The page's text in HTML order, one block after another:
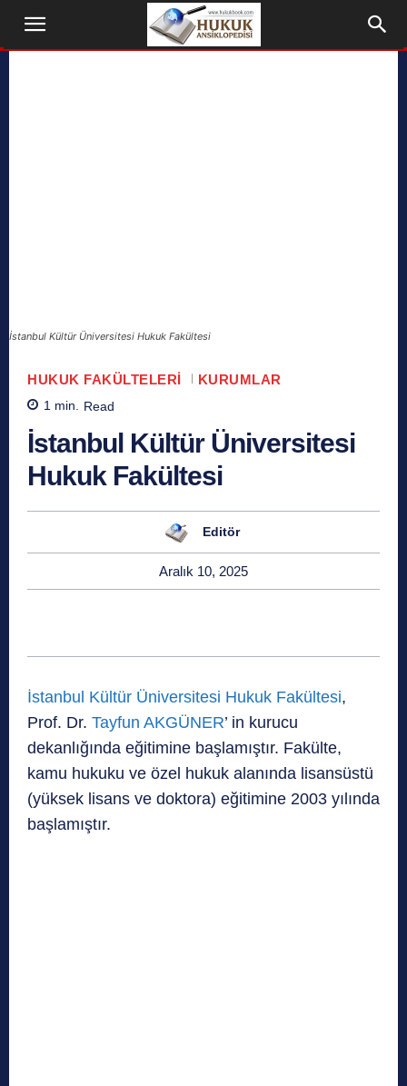
İstanbul Kültür Üniversitesi Hukuk Fakültesi
HUKUK FAKÜLTELERI KURUMLAR
1 min. Read
İstanbul Kültür Üniversitesi
Hukuk Fakültesi
Editör
Aralık 10, 2025
İstanbul Kültür Üniversitesi Hukuk Fakültesi,
Prof. Dr. Tayfun AKGÜNER’ in kurucu
dekanlığında eğitimine başlamıştır. Fakülte,
kamu hukuku ve özel hukuk alanında lisansüstü
(yüksek lisans ve doktora) eğitimine 2003 yılında
başlamıştır.